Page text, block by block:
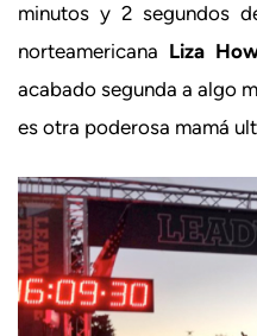
minutos y 2 segundos
norteamericana Liza
acabado segunda a algo
es otra poderosa mamá